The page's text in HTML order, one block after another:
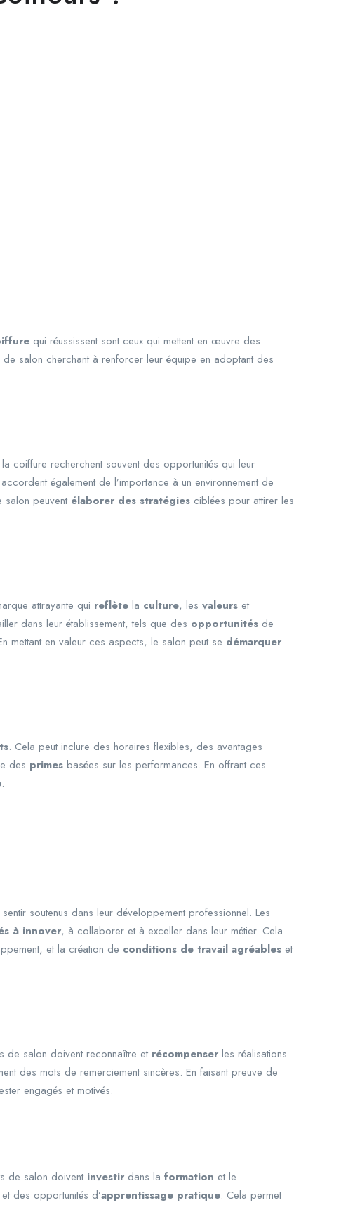
qui réussissent sont ceux qui mettent en œuvre des
salon cherchant à renforcer leur équipe en adoptant des
coiffure recherchent souvent des opportunités qui leur
également de l’importance à un environnement de
salon peuvent élaborer des stratégies ciblées pour attirer les
attrayante qui reflète la culture, les valeurs et
dans leur établissement, tels que des opportunités de
mettant en valeur ces aspects, le salon peut se démarquer
. Cela peut inclure des horaires flexibles, des avantages
des primes basées sur les performances. En offrant ces
.
soutenus dans leur développement professionnel. Les
à innover, à collaborer et à exceller dans leur métier. Cela
et la création de conditions de travail agréables et
de salon doivent reconnaître et récompenser les réalisations
des mots de remerciement sincères. En faisant preuve de
engagés et motivés.
de salon doivent investir dans la formation et le
des opportunités d’apprentissage pratique. Cela permet